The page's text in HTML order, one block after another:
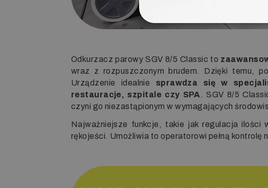
Odkurzacz parowy SGV 8/5 Classic to
wraz z rozpuszczonym brudem. Dzięki temu,
Urządzenie idealnie sprawdza się w
restauracje, szpitale czy SPA . SGV 8/5
czyni go niezastąpionym w wymagających
Najważniejsze funkcje, takie jak regulacja ilości
rękojeści. Umożliwia to operatorowi pełną